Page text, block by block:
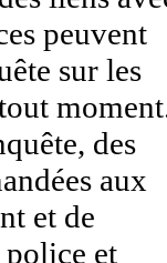
peuvent
sur les
des
aux
et de
police et